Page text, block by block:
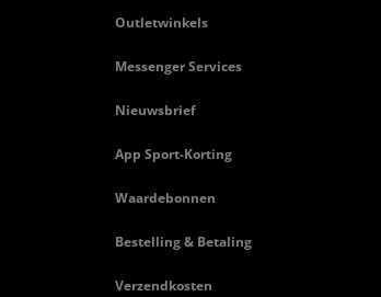
Outletwinkels
Messenger Services
Nieuwsbrief
App Sport-Korting
Waardebonnen
Bestelling & Betaling
Verzendkosten